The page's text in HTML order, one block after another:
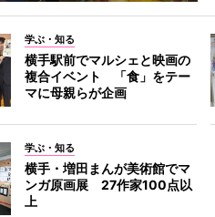
学ぶ・知る
横手駅前でマルシェと映画の
複合イベント 「食」をテー
マに母親らが企画
学ぶ・知る
横手・増田まんが美術館でマ
ンガ原画展 27作家100点以
上